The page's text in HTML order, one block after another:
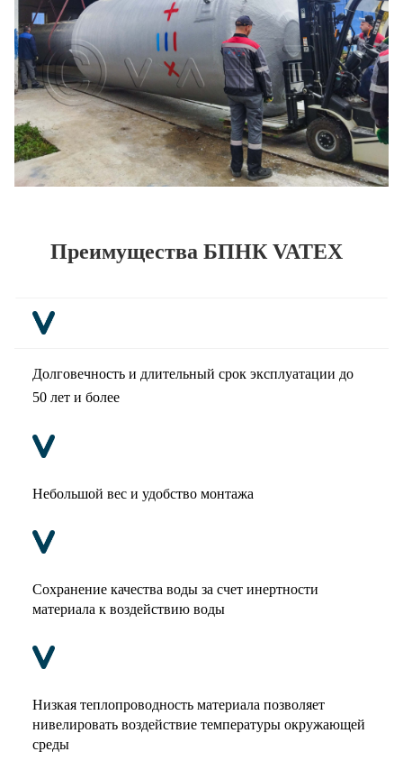
Преимущества БПНК VATEX
Долговечность и длительный срок эксплуатации до
50 лет и более
Небольшой вес и удобство монтажа
Сохранение качества воды за счет инертности
материала к воздействию воды
Низкая теплопроводность материала позволяет
нивелировать воздействие температуры окружающей
среды